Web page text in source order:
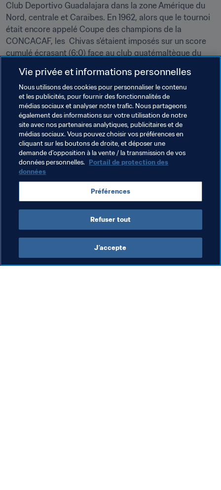
Club Deportivo Guadalajara dans la zone Amérique du
Nord, centrale et Caraïbes. En 1962, alors que le tournoi
était encore appelé Coupe des champions de la
CONCACAF, les  Chivas s'étaient imposés sur un score
cumulé écrasant (6:0) face au club guatémaltèque du
Entendu...
"Les efforts derrière ce titre sont énormes. J'ai une
reconnaissance immense et éternelle envers le groupe
que j'entraîne. Sans les joueurs, un entraîneur ne peut
rien faire" - __ Matías Almeyda, entraîneur de Guadalajara
Thèmes en lien
Compétitions FIFA
Vie privée et informations personnelles
Nous utilisons des cookies pour personnaliser le contenu
et les publicités, pour fournir des fonctionnalités de
médias sociaux et analyser notre trafic. Nous partageons
également des informations sur votre utilisation de notre
site avec nos partenaires analytiques, publicitaires et de
médias sociaux. Vous pouvez choisir vos préférences en
cliquant sur les boutons de droite, et déposer une
demande d’opposition à la vente / la transmission de vos
données personnelles. Portail de protection des
données
Préférences
Refuser tout
J’accepte